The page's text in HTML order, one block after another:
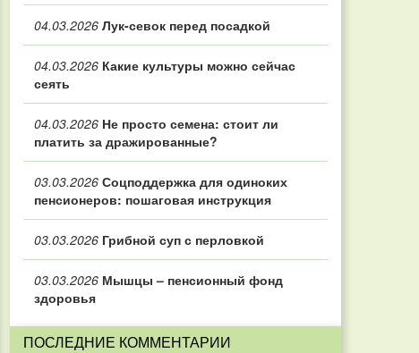
04.03.2026 Лук-севок перед посадкой
04.03.2026 Какие культуры можно сейчас
сеять
04.03.2026 Не просто семена: стоит ли
платить за дражированные?
03.03.2026 Соцподдержка для одиноких
пенсионеров: пошаговая инструкция
03.03.2026 Грибной суп с перловкой
03.03.2026 Мышцы – пенсионный фонд
здоровья
ПОСЛЕДНИЕ КОММЕНТАРИИ